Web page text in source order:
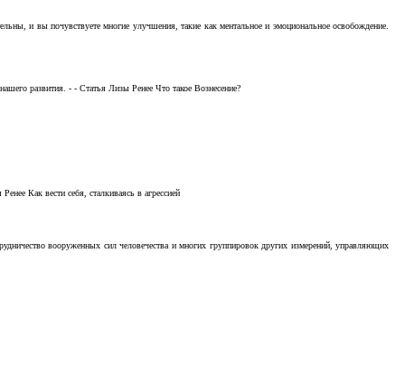
и вы почувствуете многие улучшения, такие как ментальное и эмоциональное освобождение.
развития. - - Статья Лизы Ренее Что такое Вознесение?
Как вести себя, сталкиваясь в агрессией
вооруженных сил человечества и многих группировок других измерений, управляющих